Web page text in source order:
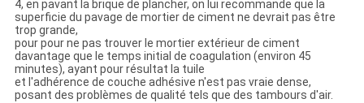
4, en pavant la brique de plancher, on lui recommande que la
superficie du pavage de mortier de ciment ne devrait pas être
trop grande,
pour pour ne pas trouver le mortier extérieur de ciment
davantage que le temps initial de coagulation (environ 45
minutes), ayant pour résultat la tuile
et l'adhérence de couche adhésive n'est pas vraie dense,
posant des problèmes de qualité tels que des tambours d'air.